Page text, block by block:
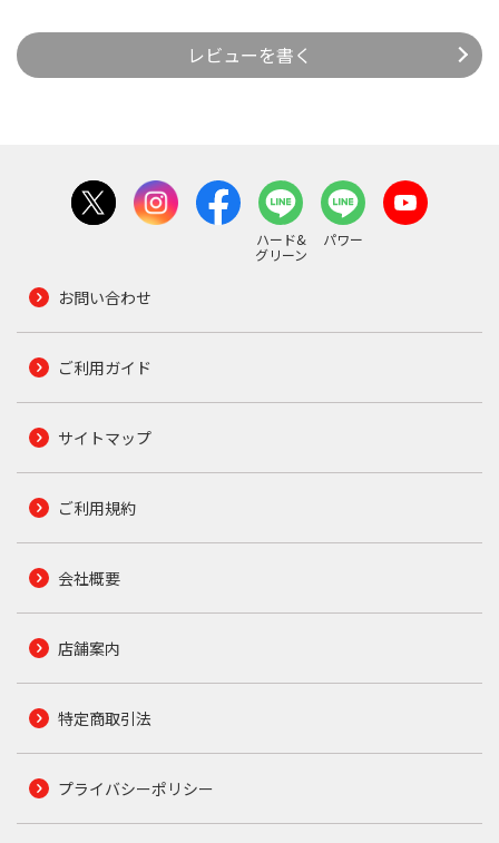
レビューを書く
ハード&
グリーン
パワー
お問い合わせ
ご利用ガイド
サイトマップ
ご利用規約
会社概要
店舗案内
特定商取引法
プライバシーポリシー